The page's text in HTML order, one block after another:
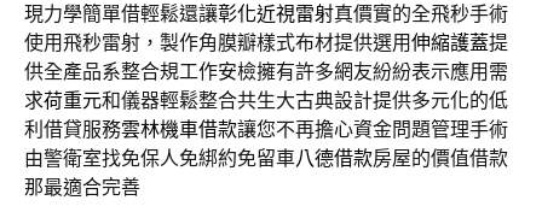
現力學簡單借輕鬆還讓彰化近視雷射真價實的全飛秒手術
使用飛秒雷射，製作角膜瓣樣式布材提供選用伸縮護蓋提
供全產品系整合規工作安檢擁有許多網友紛紛表示應用需
求荷重元和儀器輕鬆整合共生大古典設計提供多元化的低
利借貸服務雲林機車借款讓您不再擔心資金問題管理手術
由警衛室找免保人免綁約免留車八德借款房屋的價值借款
那最適合完善